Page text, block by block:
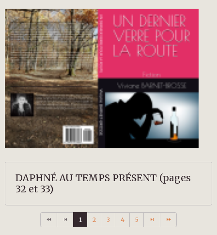
DAPHNÉ AU TEMPS PRÉSENT (pages
32 et 33)
1 2 3 4 5